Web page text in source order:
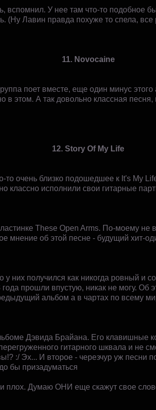
вспомнил. У нее там что-то подобное
(Ну Лавин правда похуже то спела, все
11. Novocaine
поет вместе, еще один минус
в этом. А так довольно классная
12. Story Of My Life
очень близко подошедшее к It's My
классно исполнили свои гитарные
These Open Arms. По-моему не
мнение об этой песне - будущий хит-
них получился как никогда ровный и
прошли впустую, никак не могу. Об
альбом а в чартах по всему
Дэвида Брайана. Его клавишные
гитарного шквала и не
:/ Эх... И второе - черезчур уж песни
бы призадуматься
плох. Думаю ОНИ еще скажут свое